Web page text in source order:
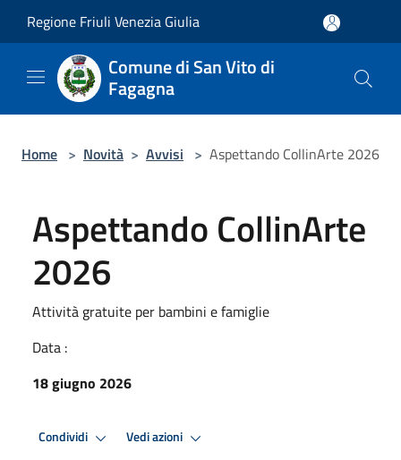
Regione Friuli Venezia Giulia
Comune di San Vito di
Fagagna
Home > Novità > Avvisi > Aspettando CollinArte 2026
Aspettando CollinArte
2026
Attività gratuite per bambini e famiglie
Data :
18 giugno 2026
Condividi Vedi azioni